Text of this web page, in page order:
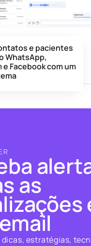
e pacientes
WhatsApp,
e Facebook com um
as
dicas, estratégias,